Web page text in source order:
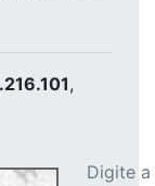
,
Digite